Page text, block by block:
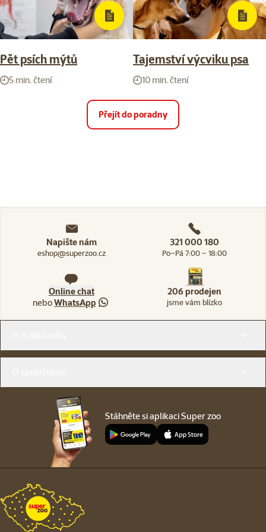
Pět psích mýtů
5 min. čtení
Tajemství výcviku psa
10 min. čtení
Přejít do poradny
Napište nám
eshop@superzoo.cz
321 000 180
Po–Pá 7:00 – 18:00
Online chat
neboWhatsApp
206 prodejen
jsme vám blízko
Stáhněte si aplikaci Super zoo